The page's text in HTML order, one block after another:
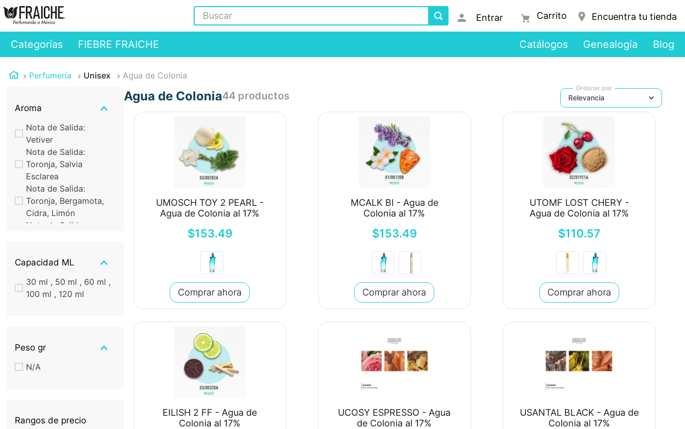
Buscar
Entrar Encuentra tu tienda
Categorías FIEBRE FRAICHE Catálogos Genealogía Blog
Perfumería Unisex Agua de Colonia
Aroma
Nota de Salida:
Vetiver
Nota de Salida:
Toronja, Salvia
Esclarea
Nota de Salida:
Toronja, Bergamota,
Cidra, Limón
Nota de Salida:
Nota de Salida:
Orégano
Nota de Salida:
Nota de Salida: Rosas,
Nota de Salida: Ron,
Toronja, Bergamota
Capacidad ML
30 ml , 50 ml , 60 ml ,
100 ml , 120 ml
Peso gr
N/A
Rangos de precio
Agua de Colonia44 productos
Ordenar por
Relevancia
UMOSCH TOY 2 PEARL -
Agua de Colonia al 17%
$153.49
Comprar ahora
MCALK BI - Agua de
Colonia al 17%
$153.49
Comprar ahora
UTOMF LOST CHERY -
Agua de Colonia al 17%
$110.57
Comprar ahora
EILISH 2 FF - Agua de
Colonia al 17%
UCOSY ESPRESSO - Agua
de Colonia al 17%
USANTAL BLACK - Agua de
Colonia al 17%